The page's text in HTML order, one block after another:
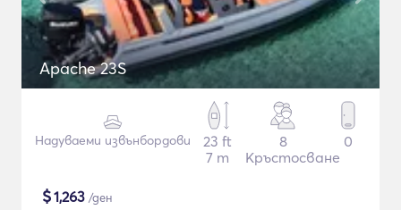
Apache 23S
Надуваеми извънбордови
23 ft
7 m
8
Кръстосване
0
$1,263 /ден